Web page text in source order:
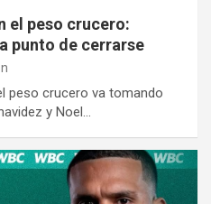
el peso crucero:
punto de cerrarse
peso crucero va tomando
y Noel…